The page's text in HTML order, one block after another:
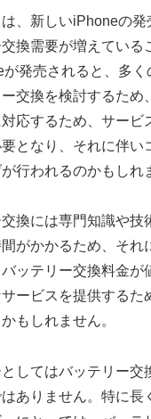
、新しいiPhoneの発
換需要が増えている
発売されると、多く
交換を検討するため
応するため、サービ
となり、それに伴い
行われるのかもしれ
換には専門知識や技
がかかるため、それ
ッテリー交換料金が
ービスを提供するた
もしれません。
してはバッテリー交
ありません。特に長